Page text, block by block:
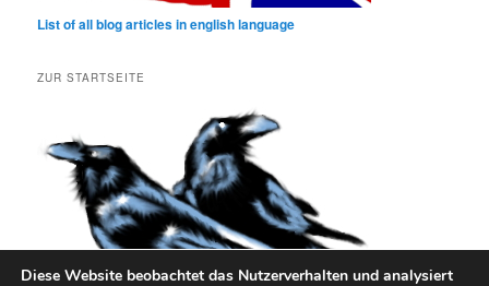
List of all blog articles in english language
ZUR STARTSEITE
Diese Website beobachtet das Nutzerverhalten und analysiert